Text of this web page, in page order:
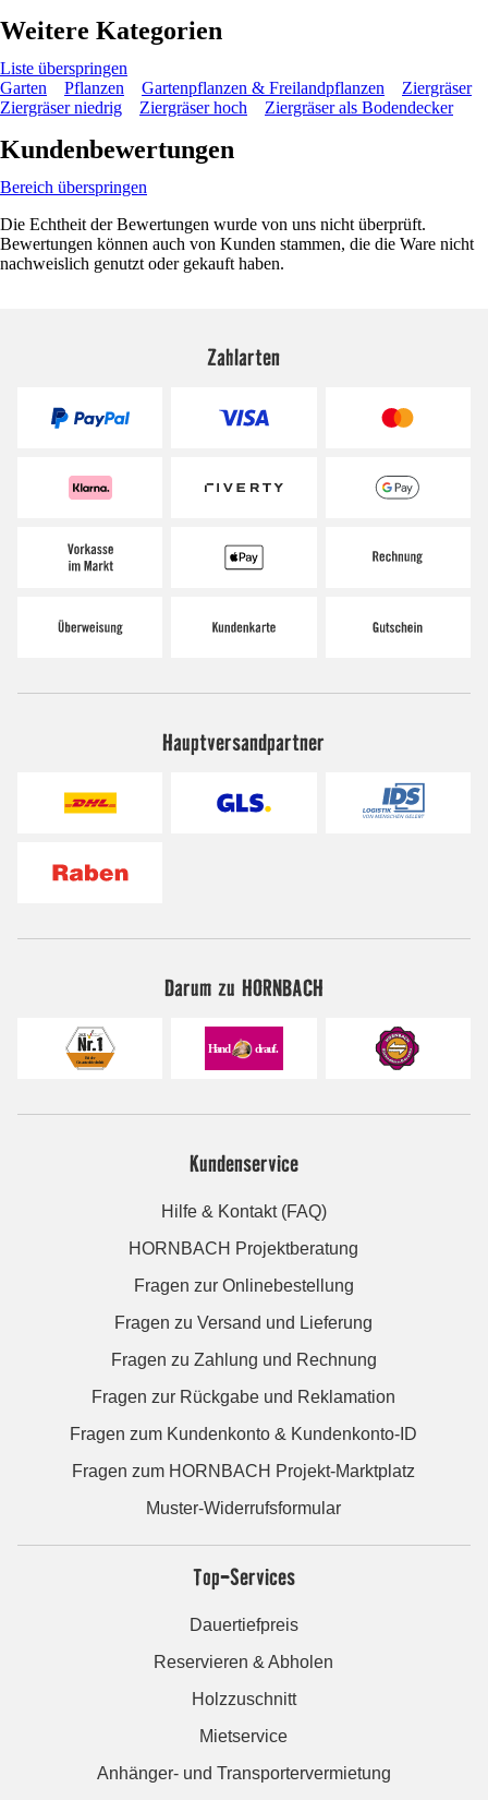
Weitere Kategorien
Liste überspringen
Garten
Pflanzen Gartenpflanzen & Freilandpflanzen
Ziergräser
Ziergräser niedrig
Ziergräser hoch Ziergräser als Bodendecker
Kundenbewertungen
Bereich überspringen
Die Echtheit der Bewertungen wurde von uns nicht überprüft.
Bewertungen können auch von Kunden stammen, die die Ware nicht
nachweislich genutzt oder gekauft haben.
Zahlarten
Hauptversandpartner
Darum zu HORNBACH
Kundenservice
Hilfe & Kontakt (FAQ)
HORNBACH Projektberatung
Fragen zur Onlinebestellung
Fragen zu Versand und Lieferung
Fragen zu Zahlung und Rechnung
Fragen zur Rückgabe und Reklamation
Fragen zum Kundenkonto & Kundenkonto-ID
Fragen zum HORNBACH Projekt-Marktplatz
Muster-Widerrufsformular
Top-Services
Dauertiefpreis
Reservieren & Abholen
Holzzuschnitt
Mietservice
Anhänger- und Transportervermietung